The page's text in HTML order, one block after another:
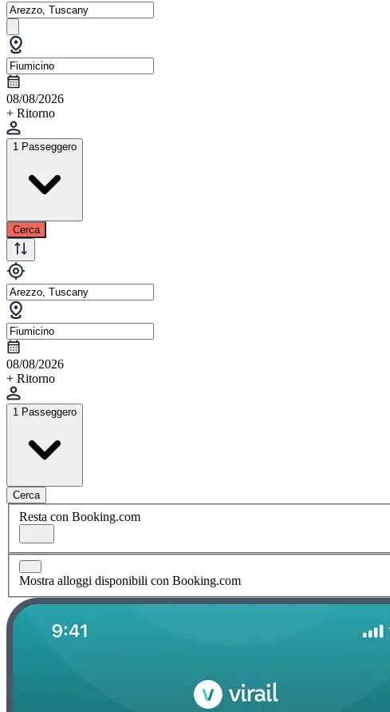
08/08/2026
+ Ritorno
1 Passeggero
Cerca
08/08/2026
+ Ritorno
1 Passeggero
Cerca
Resta con Booking.com
Mostra alloggi disponibili con Booking.com